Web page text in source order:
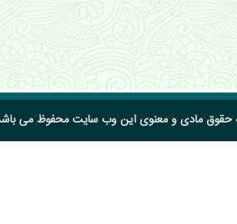
حقوق مادی و معنوی این وب سایت محفوظ می